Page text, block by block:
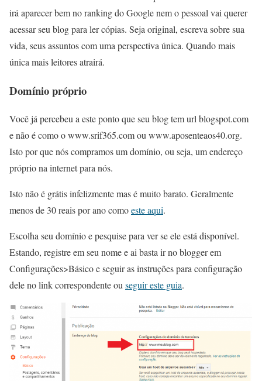
irá aparecer bem no ranking do Google nem o pessoal vai querer
acessar seu blog para ler cópias. Seja original, escreva sobre sua
vida, seus assuntos com uma perspectiva única. Quando mais
única mais leitores atrairá.
Domínio próprio
Você já percebeu a este ponto que seu blog tem url blogspot.com
e não é como o www.srif365.com ou www.aposenteaos40.org.
Isto por que nós compramos um domínio, ou seja, um endereço
próprio na internet para nós.
Isto não é grátis infelizmente mas é muito barato. Geralmente
menos de 30 reais por ano comoeste aqui.
Escolha seu domínio e pesquise para ver se ele está disponível.
Estando, registre em seu nome e ai basta ir no blogger em
Configurações>Básico e seguir as instruções para configuração
dele no link correspondente ouseguir este guia.